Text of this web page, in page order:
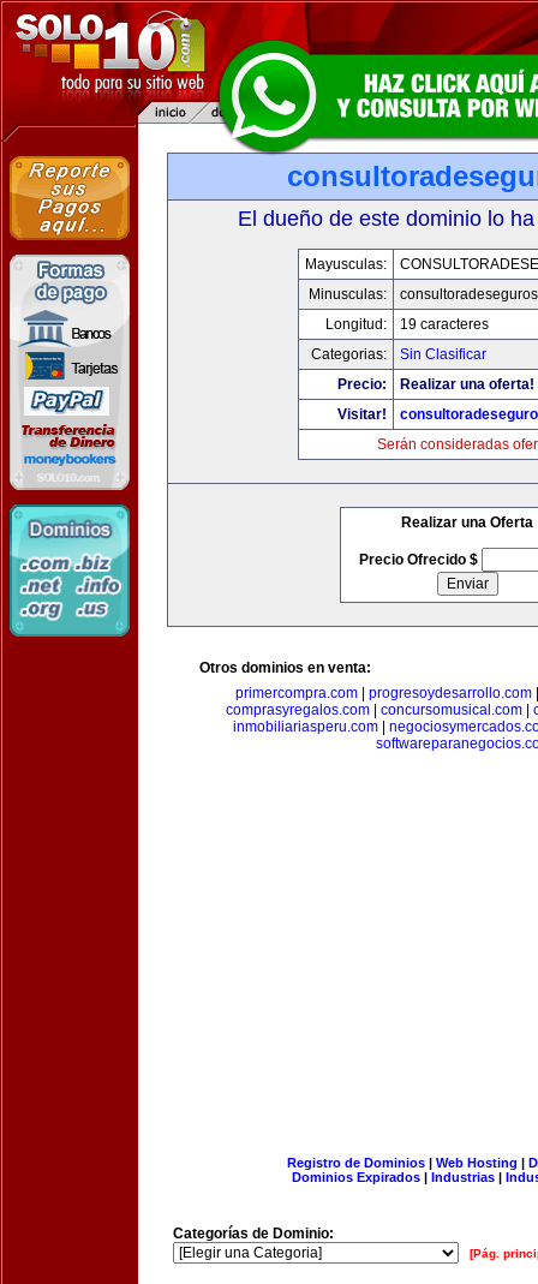
El dueño de este dominio lo
Mayusculas:
Minusculas:
Longitud:
19 caracteres
Categorias:
Sin Clasificar
Precio:
Realizar una oferta!
Visitar!
Serán consideradas
Realizar una Oferta
Precio Ofrecido $
Otros dominios en venta:
primercompra.com| progresoydesarrollo.com
comprasyregalos.com| concursomusical.com|
inmobiliariasperu.com|
Registro de Dominios| Web Hosting |
Dominios Expirados | Industrias |
Categorías de Dominio:
[Pág.